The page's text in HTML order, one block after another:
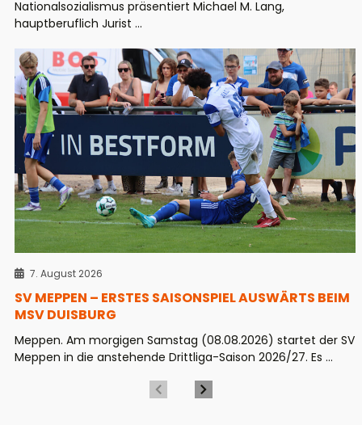
Nationalsozialismus präsentiert Michael M. Lang,
hauptberuflich Jurist ...
7. August 2026
SV MEPPEN – ERSTES SAISONSPIEL AUSWÄRTS BEIM
MSV DUISBURG
Meppen. Am morgigen Samstag (08.08.2026) startet der SV
Meppen in die anstehende Drittliga-Saison 2026/27. Es ...